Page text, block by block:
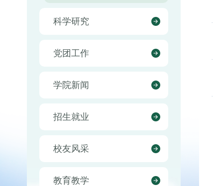
科学研究
党团工作
学院新闻
招生就业
校友风采
教育教学